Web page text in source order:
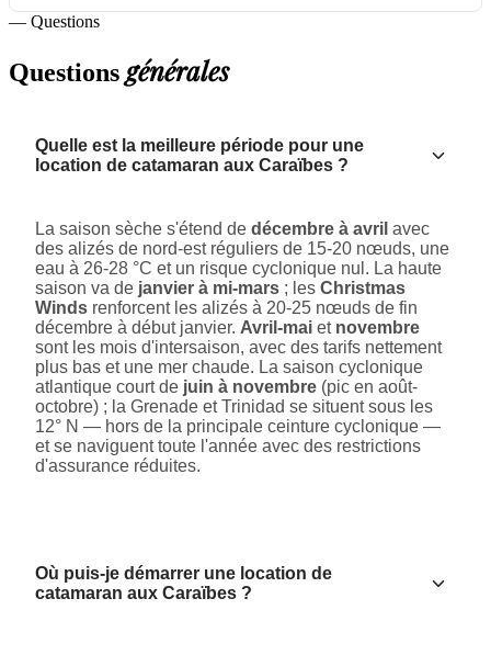
— Questions
Questionsgénérales
Quelle est la meilleure période pour une
location de catamaran aux Caraïbes ?
La saison sèche s'étend de décembre à avril avec
des alizés de nord-est réguliers de 15-20 nœuds, une
eau à 26-28 °C et un risque cyclonique nul. La haute
saison va de janvier à mi-mars ; les Christmas
Winds renforcent les alizés à 20-25 nœuds de fin
décembre à début janvier. Avril-mai et novembre
sont les mois d'intersaison, avec des tarifs nettement
plus bas et une mer chaude. La saison cyclonique
atlantique court de juin à novembre (pic en août-
octobre) ; la Grenade et Trinidad se situent sous les
12° N — hors de la principale ceinture cyclonique —
et se naviguent toute l'année avec des restrictions
d'assurance réduites.
Où puis-je démarrer une location de
catamaran aux Caraïbes ?